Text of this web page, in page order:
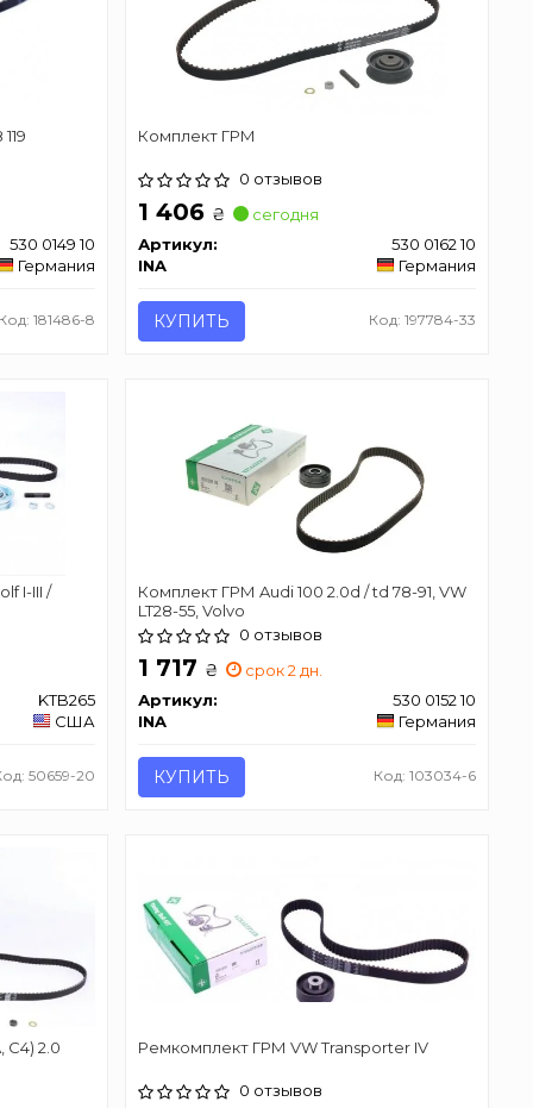
530 0149 10
Германия
181486-8
Комплект ГРМ
0 отзывов
1 406 ₴
сегодня
Артикул:
530 0162 10
INA
Германия
КУПИТЬ Код: 197784-33
I-III /
KTB265
США
50659-20
Комплект ГРМ Audi 100 2.0d / td 78-91, VW
LT28-55, Volvo
0 отзывов
1 717 ₴
срок 2 дн.
Артикул:
530 0152 10
INA
Германия
КУПИТЬ Код: 103034-6
C4) 2.0 Ремкомплект ГРМ VW Transporter IV
0 отзывов